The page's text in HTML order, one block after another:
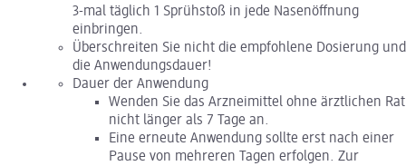
3-mal täglich 1 Sprühstoß in jede Nasenöffnung
einbringen.
Überschreiten Sie nicht die empfohlene Dosierung und
die Anwendungsdauer!
Dauer der Anwendung
Wenden Sie das Arzneimittel ohne ärztlichen Rat
nicht länger als 7 Tage an.
Eine erneute Anwendung sollte erst nach einer
Pause von mehreren Tagen erfolgen. Zur